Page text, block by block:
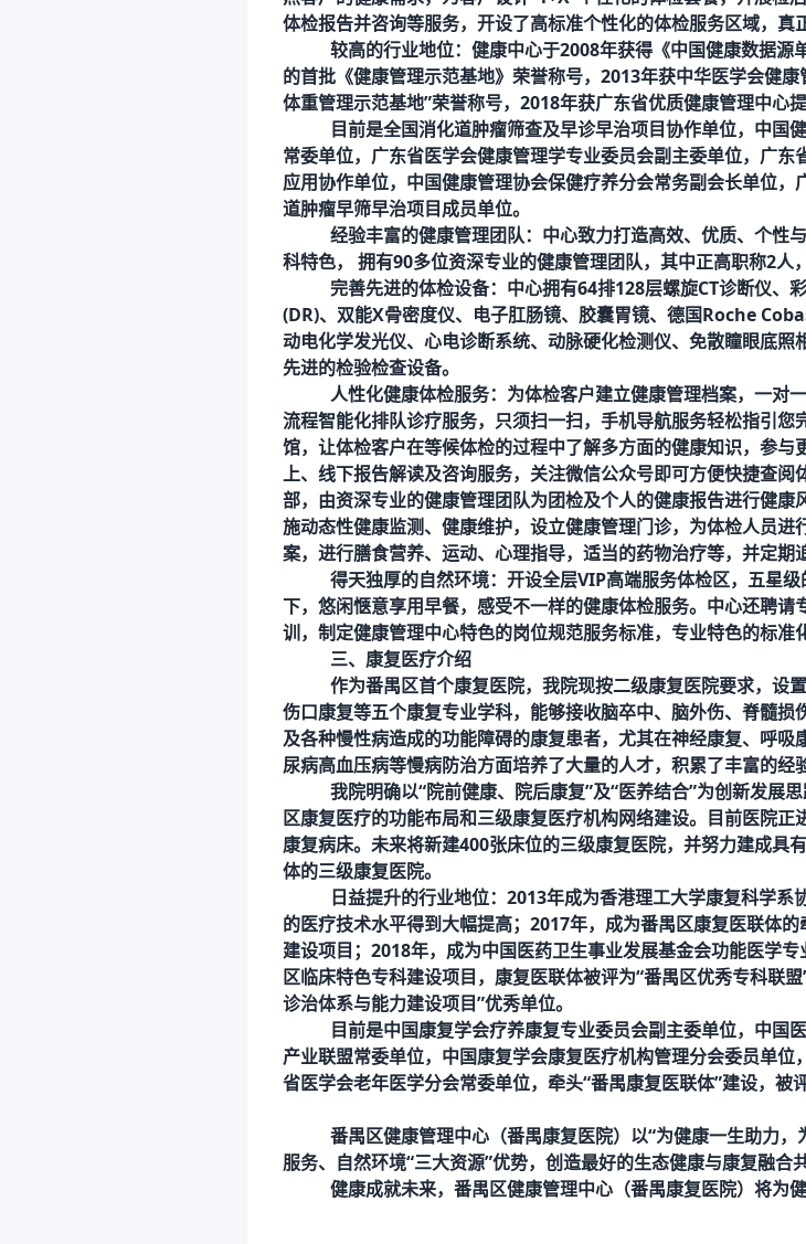
体检报告并咨询等服务，开设了高标准个性化的体检服务区域，真
较高的行业地位： 健康中心于2008年获得《中国健康数据源
的首批《健康管理示范基地》荣誉称号， 2013年获中华医学会健
体重管理示范基地”荣誉称号，2018年获广东省优质健康管理中心提
目前是全国消化道肿瘤筛查及早诊早治项目协作单位，中国
常委单位，广东省医学会健康管理学专业委员会副主委单位，广
应用协作单位，中国健康管理协会保健疗养分会常务副会长单位
道肿瘤早筛早治项目成员单位。
经验丰富的健康管理团队： 中心致力打造高效、优质、个性
科特色，
拥有90多位资深专业的健康管理团队，其中正高职称2人
完善先进的体检设备： 中心拥有64排128层螺旋CT诊断仪、
(DR)、双能X骨密度仪、电子肛肠镜、胶囊胃镜、德国Roche
动电化学发光仪、心电诊断系统、动脉硬化检测仪、免散瞳眼底
先进的检验检查设备。
人性化健康体检服务： 为体检客户建立健康管理档案，一对
流程智能化排队诊疗服务，只须扫一扫，手机导航服务轻松指引
馆，让体检客户在等候体检的过程中了解多方面的健康知识，参
上、线下报告解读及咨询服务，关注微信公众号即可方便快捷查阅
部，由资深专业的健康管理团队为团检及个人的健康报告进行健
施动态性健康监测、健康维护，设立健康管理门诊，为体检人员
案，进行膳食营养、运动、心理指导，适当的药物治疗等，并定期
得天独厚的自然环境： 开设全层VIP高端服务体检区，五星
下，悠闲惬意享用早餐，感受不一样的健康体检服务。中心还聘
训，制定健康管理中心特色的岗位规范服务标准，专业特色的标准
三、康复医疗介绍
作为番禺区首个康复医院，我院现按二级康复医院要求，设
伤口康复等五个康复专业学科，能够接收脑卒中、脑外伤、脊髓
及各种慢性病造成的功能障碍的康复患者，尤其在神经康复、呼
尿病高血压病等慢病防治方面培养了大量的人才，积累了丰富的经
我院明确以“院前健康、院后康复”及“医养结合”为创新发展
区康复医疗的功能布局和三级康复医疗机构网络建设。目前医院正
康复病床。未来将新建400张床位的三级康复医院，并努力建成具
体的三级康复医院。
日益提升的行业地位： 2013年成为香港理工大学康复科学系
的医疗技术水平得到大幅提高；2017年，成为番禺区康复医联体
建设项目；2018年，成为中国医药卫生事业发展基金会功能医学
区临床特色专科建设项目，康复医联体被评为“番禺区优秀专科联盟
诊治体系与能力建设项目”优秀单位。
目前是中国康复学会疗养康复专业委员会副主委单位，中国
产业联盟常委单位，中国康复学会康复医疗机构管理分会委员单
省医学会老年医学分会常委单位， 牵头“番禺康复医联体”建设，被
番禺区健康管理中心（番禺康复医院）以“为健康一生助力，
服务、自然环境“三大资源”优势，创造最好的生态健康与康复融合
健康成就未来，番禺区健康管理中心（番禺康复医院）将为